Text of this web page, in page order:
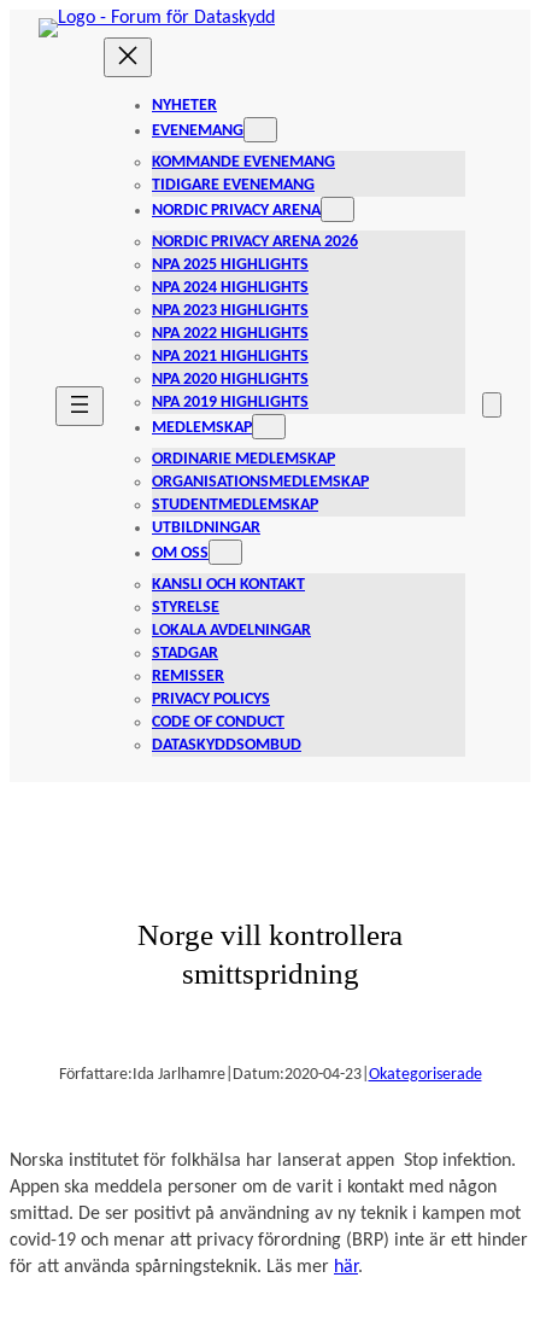
Hoppa
NYHETER
EVENEMANG
KOMMANDE EVENEMANG
TIDIGARE EVENEMANG
NORDIC PRIVACY ARENA
NORDIC PRIVACY ARENA 2026
NPA 2025 HIGHLIGHTS
NPA 2024 HIGHLIGHTS
NPA 2023 HIGHLIGHTS
NPA 2022 HIGHLIGHTS
NPA 2021 HIGHLIGHTS
NPA 2020 HIGHLIGHTS
NPA 2019 HIGHLIGHTS
MEDLEMSKAP
ORDINARIE MEDLEMSKAP
ORGANISATIONSMEDLEMSKAP
STUDENTMEDLEMSKAP
UTBILDNINGAR
OM OSS
KANSLI OCH KONTAKT
STYRELSE
LOKALA AVDELNINGAR
STADGAR
REMISSER
PRIVACY POLICYS
CODE OF CONDUCT
DATASKYDDSOMBUD
Norge vill kontrollera
smittspridning
Författare:Ida Jarlhamre| Datum:2020-04-23| Okategoriserade
Norska institutet för folkhälsa har lanserat appen Stop infektion.
Appen ska meddela personer om de varit i kontakt med någon
smittad. De ser positivt på användning av ny teknik i kampen mot
covid-19 och menar att privacy förordning (BRP) inte är ett hinder
för att använda spårningsteknik. Läs mer här.